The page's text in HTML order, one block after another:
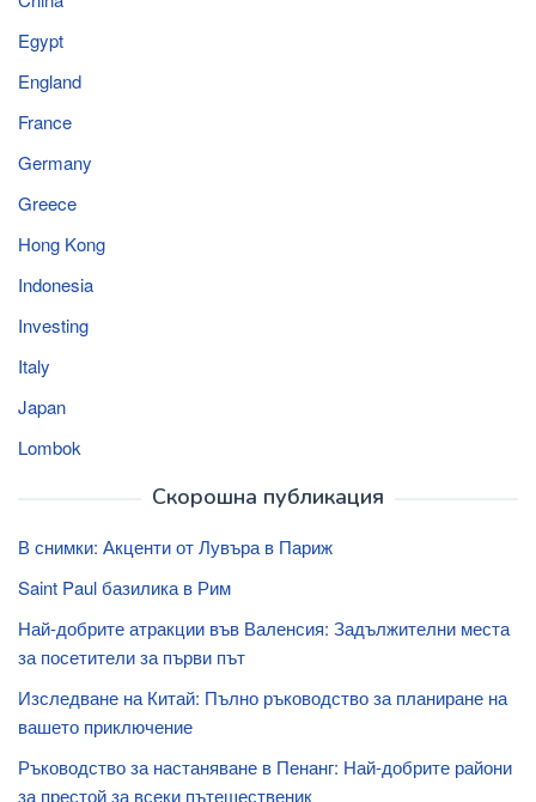
Egypt
England
France
Germany
Greece
Hong Kong
Indonesia
Investing
Italy
Japan
Lombok
Скорошна публикация
В снимки: Акценти от Лувъра в Париж
Saint Paul базилика в Рим
Най-добрите атракции във Валенсия: Задължителни места
за посетители за първи път
Изследване на Китай: Пълно ръководство за планиране на
вашето приключение
Ръководство за настаняване в Пенанг: Най-добрите райони
за престой за всеки пътешественик